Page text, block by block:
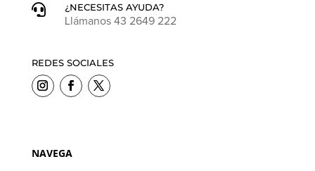

¿NECESITAS AYUDA?
Llámanos 43 2649 222
REDES SOCIALES
NAVEGA